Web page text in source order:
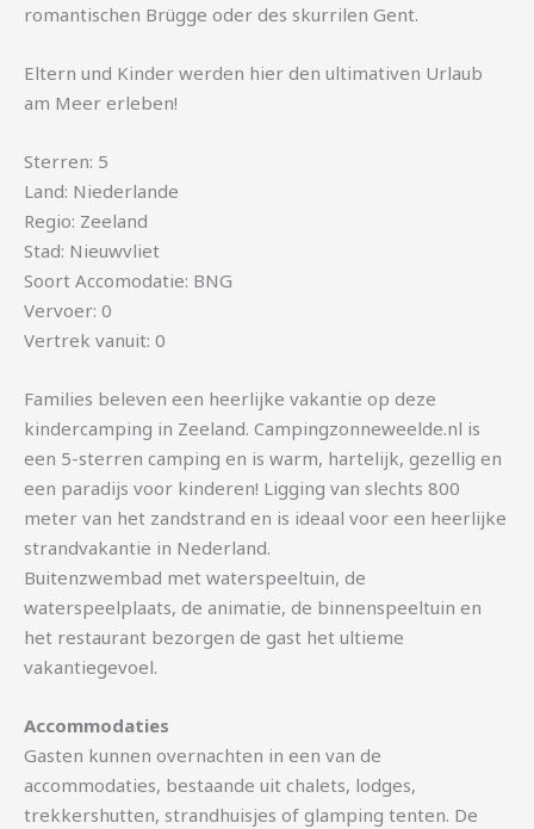
romantischen Brügge oder des skurrilen Gent.
Eltern und Kinder werden hier den ultimativen Urlaub
am Meer erleben!
Sterren: 5
Land: Niederlande
Regio: Zeeland
Stad: Nieuwvliet
Soort Accomodatie: BNG
Vervoer: 0
Vertrek vanuit: 0
Families beleven een heerlijke vakantie op deze
kindercamping in Zeeland. Campingzonneweelde.nl is
een 5-sterren camping en is warm, hartelijk, gezellig en
een paradijs voor kinderen! Ligging van slechts 800
meter van het zandstrand en is ideaal voor een heerlijke
strandvakantie in Nederland.
Buitenzwembad met waterspeeltuin, de
waterspeelplaats, de animatie, de binnenspeeltuin en
het restaurant bezorgen de gast het ultieme
vakantiegevoel.
Accommodaties
Gasten kunnen overnachten in een van de
accommodaties, bestaande uit chalets, lodges,
trekkershutten, strandhuisjes of glamping tenten. De